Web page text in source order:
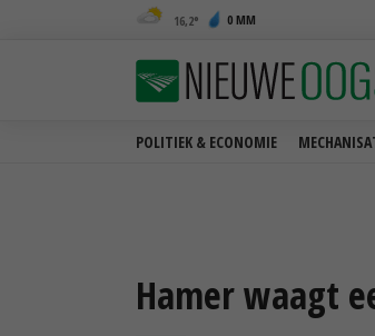
16,2 0 MM
POLITIEK & ECONOMIE
Hamer waagt